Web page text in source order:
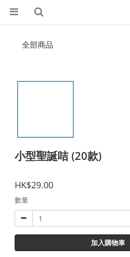
全部商品
小型聖誕咭 (20款)
HK$29.00
數量
加入購物車